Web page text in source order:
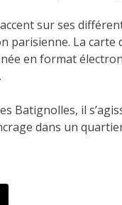
sur ses
parisienne. La carte
en format
Batignolles, il
dans un